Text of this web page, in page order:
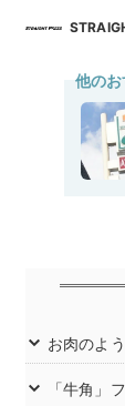
他の
お肉のよ
「牛角」